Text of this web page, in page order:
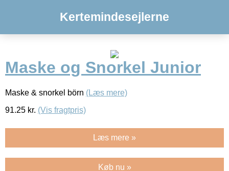
Kertemindesejlerne
Maske og Snorkel Junior
Maske & snorkel börn (Læs mere)
91.25 kr. (Vis fragtpris)
Læs mere »
Køb nu »